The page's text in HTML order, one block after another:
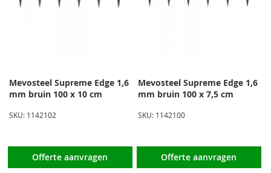
Mevosteel Supreme Edge 1,6
mm bruin 100 x 10 cm
SKU: 1142102
Offerte aanvragen
Mevosteel Supreme Edge 1,6
mm bruin 100 x 7,5 cm
SKU: 1142100
Offerte aanvragen